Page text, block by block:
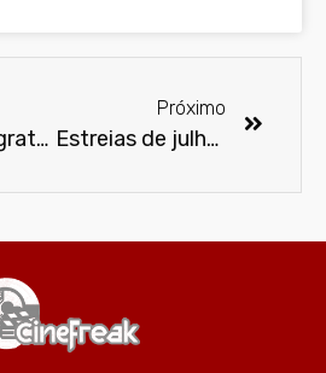
Exposição gratuita reúne bonecos em tamanho real dos Vingadores
Próximo
Estreias de julho de 2019 na Netflix